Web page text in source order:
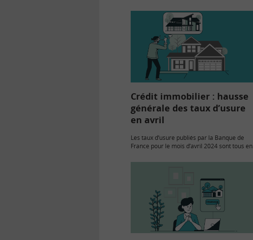
en 2024, si des changements ont eu lieu.
Crédit immobilier : hausse
générale des taux d’usure
en avril
Les taux d’usure publiés par la Banque de
France pour le mois d’avril 2024 sont tous en
plus de 20 ans passent de…